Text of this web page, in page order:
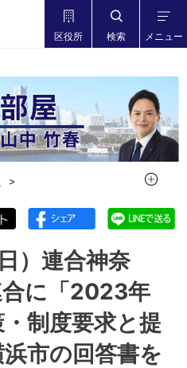
区役所 検索 メニュー
浜地域連合に「2023年度
に対する横浜市の回答書を
現在位
）連合神奈
合に「2023年
制度要求と提
市の回答書を